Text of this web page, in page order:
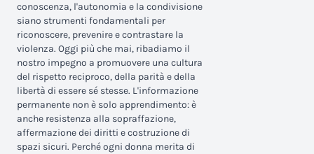
conoscenza, l'autonomia e la condivisione
siano strumenti fondamentali per
riconoscere, prevenire e contrastare la
violenza. Oggi più che mai, ribadiamo il
nostro impegno a promuovere una cultura
del rispetto reciproco, della parità e della
libertà di essere sé stesse. L'informazione
permanente non è solo apprendimento: è
anche resistenza alla sopraffazione,
affermazione dei diritti e costruzione di
spazi sicuri. Perché ogni donna merita di